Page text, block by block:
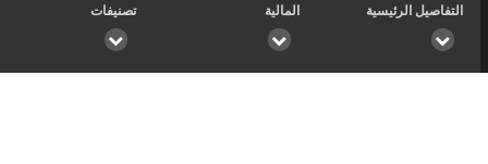
التفاصيل الرئيسية المالية تصنيفات